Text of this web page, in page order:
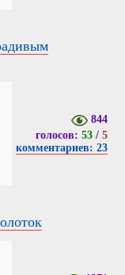
844
голосов: 53/ 5
комментариев: 23